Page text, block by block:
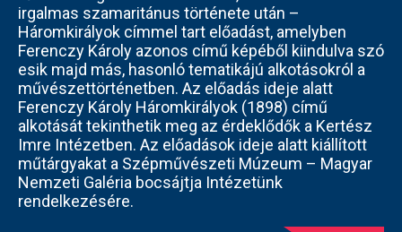
irgalmas szamaritánus története után –
Háromkirályok címmel tart előadást, amelyben
Ferenczy Károly azonos című képéből kiindulva szó
esik majd más, hasonló tematikájú alkotásokról a
művészettörténetben. Az előadás ideje alatt
Ferenczy Károly Háromkirályok (1898) című
alkotását tekinthetik meg az érdeklődők a Kertész
Imre Intézetben. Az előadások ideje alatt kiállított
műtárgyakat a Szépművészeti Múzeum – Magyar
Nemzeti Galéria bocsájtja Intézetünk
rendelkezésére.